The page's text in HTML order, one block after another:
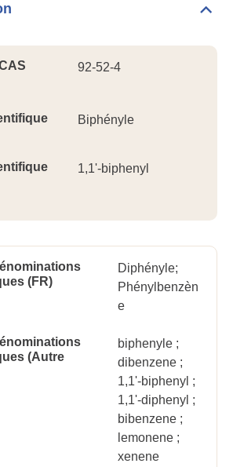
92-52-4
Biphényle
1,1'-biphenyl
(FR)
Diphényle;
Phénylbenzèn
e
(Autre
biphenyle ;
dibenzene ;
1,1'-biphenyl ;
1,1'-diphenyl ;
bibenzene ;
lemonene ;
xenene